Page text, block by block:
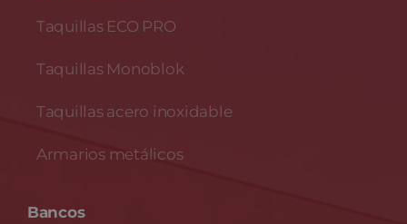
Taquillas ECO PRO
Taquillas Monoblok
Taquillas acero inoxidable
Armarios metálicos
Bancos